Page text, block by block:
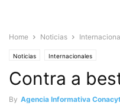
Home Noticias
Noticias Internacionales
Contra a
By Agencia Informativa